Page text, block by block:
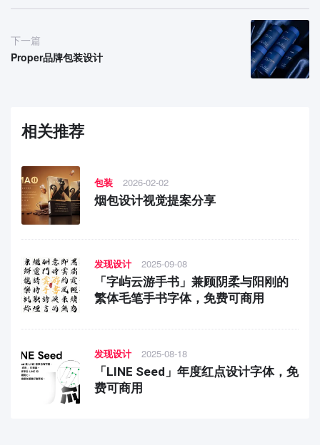
下一篇
Proper品牌包装设计
相关推荐
包装 2026-02-02
烟包设计视觉提案分享
发现设计 2025-09-08
「字屿云游手书」兼顾阴柔与阳刚的
繁体毛笔手书字体，免费可商用
发现设计 2025-08-18
「LINE Seed」年度红点设计字体，免
费可商用